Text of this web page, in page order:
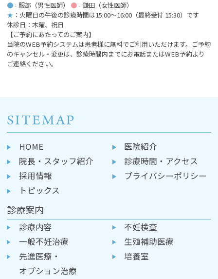
●- 服部（男性医師） ●- 鎌田（女性医師）
★ ：火曜日の午後の診療時間は15:00～16:00 （最終受付 15:30）です
休診日：木曜、祝日
【ご予約にあたってのご案内】
当院のWEB予約システムは患者様に無料でご利用いただけます。ご予約
のキャンセル・変更は、診療時間内までにお電話またはWEB予約より
ご連絡ください。
SITEMAP
HOME
医院紹介
院長・スタッフ紹介
診療時間・アクセス
採用情報
プライバシーポリシー
トピックス
診療案内
診療内容
不妊検査
一般不妊治療
生殖補助医療
先進医療・
オプション治療
培養室